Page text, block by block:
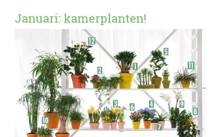
Januari: kamerplanten!